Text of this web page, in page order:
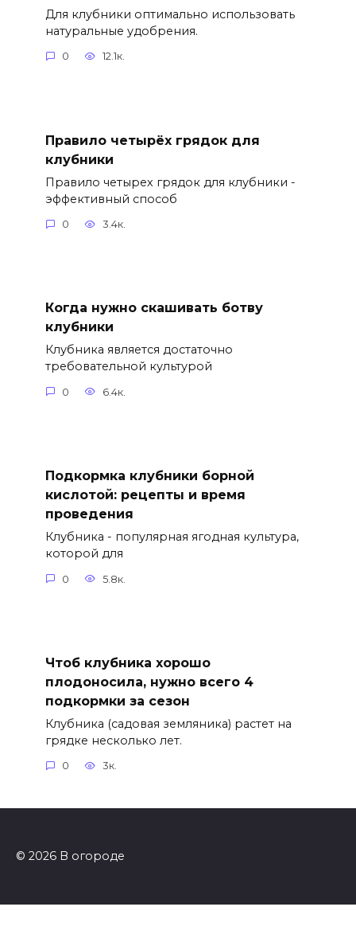
Для клубники оптимально использовать
натуральные удобрения.
0 12.1к.
Правило четырёх грядок для
клубники
Правило четырех грядок для клубники -
эффективный способ
0 3.4к.
Когда нужно скашивать ботву
клубники
Клубника является достаточно
требовательной культурой
0 6.4к.
Подкормка клубники борной
кислотой: рецепты и время
проведения
Клубника - популярная ягодная культура,
которой для
0 5.8к.
Чтоб клубника хорошо
плодоносила, нужно всего 4
подкормки за сезон
Клубника (садовая земляника) растет на
грядке несколько лет.
0 3к.
© 2026 В огороде